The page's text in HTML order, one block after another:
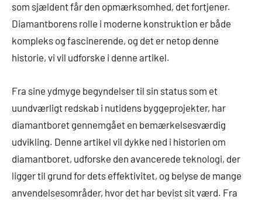
som sjældent får den opmærksomhed, det fortjener.
Diamantborens rolle i moderne konstruktion er både
kompleks og fascinerende, og det er netop denne
historie, vi vil udforske i denne artikel.
Fra sine ydmyge begyndelser til sin status som et
uundværligt redskab i nutidens byggeprojekter, har
diamantboret gennemgået en bemærkelsesværdig
udvikling. Denne artikel vil dykke ned i historien om
diamantboret, udforske den avancerede teknologi, der
ligger til grund for dets effektivitet, og belyse de mange
anvendelsesområder, hvor det har bevist sit værd. Fra